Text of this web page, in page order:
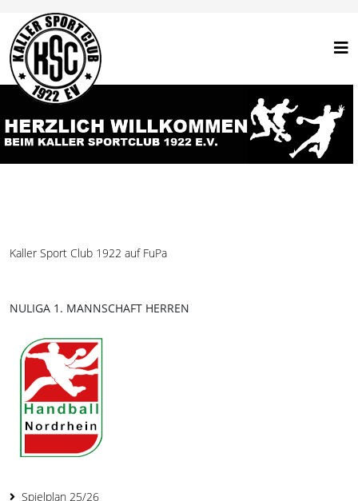
Kaller Sport Club 1922 auf FuPa
NULIGA 1. MANNSCHAFT HERREN
Spielplan 25/26